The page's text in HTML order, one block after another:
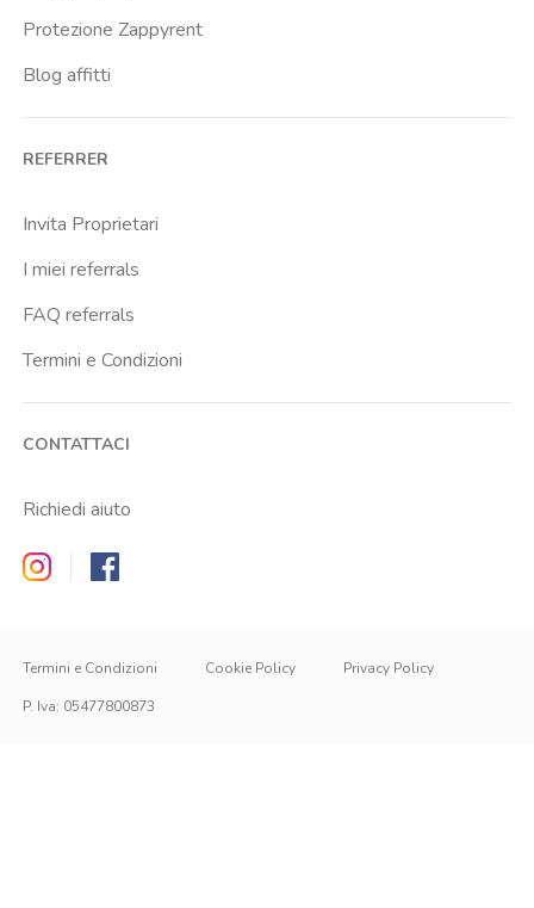
Protezione Zappyrent
Blog affitti
REFERRER
Invita Proprietari
I miei referrals
FAQ referrals
Termini e Condizioni
CONTATTACI
Richiedi aiuto
Zappyrent on Instagram
Zappyrent on Facebook
Termini e Condizioni Cookie Policy
Privacy Policy
P. Iva: 05477800873